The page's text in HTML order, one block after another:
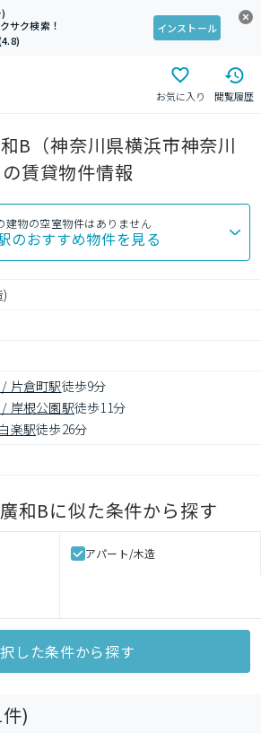
サク検索！
インストール
お気に入り 閲覧履歴
B（神奈川県横浜市神奈川
賃貸物件情報
建物の空室物件はありません
のおすすめ物件を見る
片倉町駅徒歩9分
岸根公園駅徒歩11分
楽駅徒歩26分
和Bに似た条件から探す
アパート/木造
した条件から探す
件)